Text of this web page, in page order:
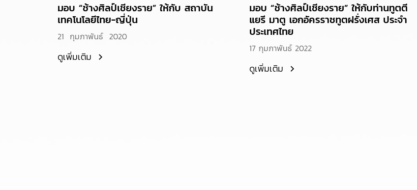
มอบ “ช้างศิลป์เชียงราย” ให้กับ สถาบัน
เทคโนโลยีไทย-ญี่ปุ่น
21 กุมภาพันธ์ 2020
ดูเพิ่มเติม
มอบ “ช้างศิลป์เชียงราย” ให้กับท่านทูตตี
แยรี มาตู เอกอัครราชทูตฝรั่งเศส ประจำ
ประเทศไทย
17 กุมภาพันธ์ 2022
ดูเพิ่มเติม